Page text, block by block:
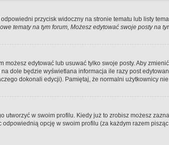
przycisk widoczny na stronie tematu lub listy
tematy na tym forum, Możesz edytować swoje posty na
możesz edytować lub usuwać tylko swoje posty. Aby
dole będzie wyświetlana informacja ile razy post
dokonali edycji). Pamiętaj, że normalni użytkownicy
utworzyć w swoim profilu. Kiedy już to zrobisz możesz
opcję w swoim profilu (za każdym razem